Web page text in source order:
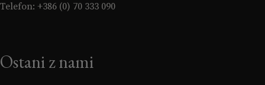
Telefon: +386 (0) 70 333 090
Ostani z nami